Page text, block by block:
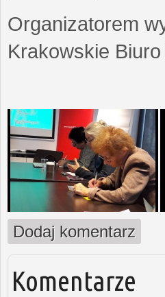
Organizatorem
Krakowskie
Dodaj komentarz
Komentarze